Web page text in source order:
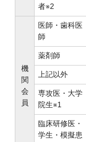
者※2
機
関
会
員
医師・歯科医
師
薬剤師
上記以外
専攻医・大学
院生※1
臨床研修医・
学生・模擬患